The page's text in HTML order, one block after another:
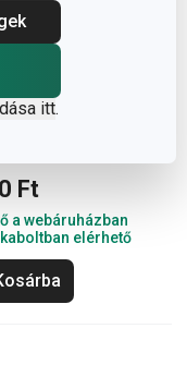
itt.
Ft
a webáruházban
elérhető